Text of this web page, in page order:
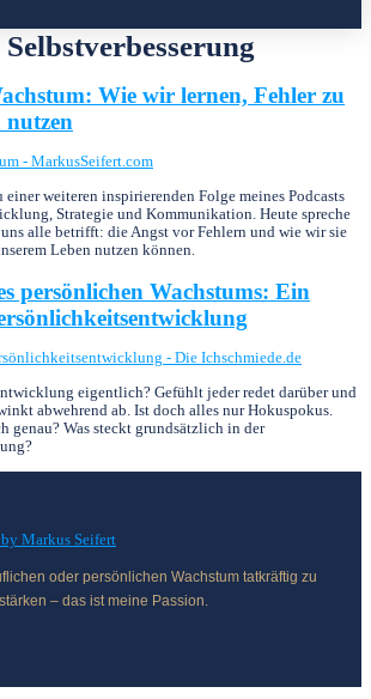
Selbstverbesserung
Wie wir lernen, Fehler zu
nutzen
weiteren inspirierenden Folge meines Podcasts
Strategie und Kommunikation. Heute spreche
alle betrifft: die Angst vor Fehlern und wie wir sie
Leben nutzen können.
persönlichen Wachstums: Ein
eigentlich? Gefühlt jeder redet darüber und
abwehrend ab. Ist doch alles nur Hokuspokus.
genau? Was steckt grundsätzlich in der
oder persönlichen Wachstum tatkräftig zu
– das ist meine Passion.